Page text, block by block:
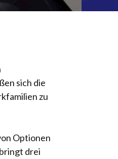
sich die
zu
Optionen
drei